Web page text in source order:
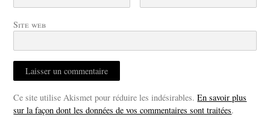
Site web
Ce site utilise Akismet pour réduire les indésirables.En savoir plus
sur la façon dont les données de vos commentaires sont traitées.